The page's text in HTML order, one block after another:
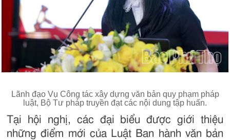
Lãnh đạo Vụ Công tác xây dựng văn bản quy phạm pháp
luật, Bộ Tư pháp truyền đạt các nội dung tập huấn.
Tại hội nghị, các đại biểu được giới thiệu
những điểm mới của Luật Ban hành văn bản